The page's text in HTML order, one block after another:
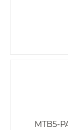
MTB5-